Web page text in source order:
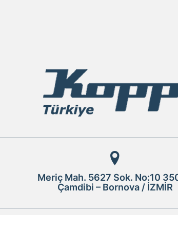
Meriç Mah. 5627 Sok. No:10
Çamdibi – Bornova / İZMİR